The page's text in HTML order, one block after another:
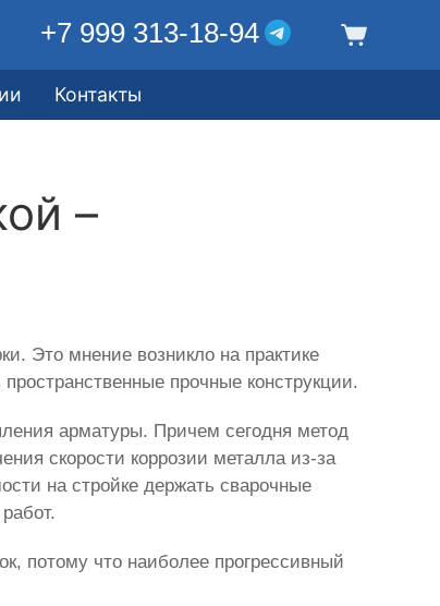
+7 999 313-18-94
Контакты
–
Это мнение возникло на практике
прочные конструкции.
арматуры. Причем сегодня метод
скорости коррозии металла из-за
на стройке держать сварочные
потому что наиболее прогрессивный